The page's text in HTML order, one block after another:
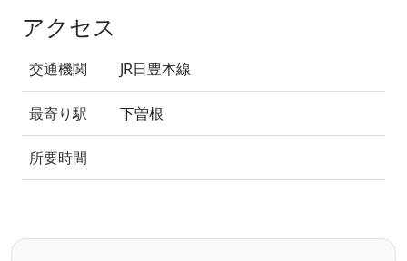
アクセス
交通機関 JR日豊本線
最寄り駅 下曽根
所要時間